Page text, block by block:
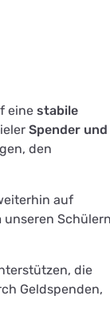
eine stabile
Spender und
den
auf
Schülern
die
Geldspenden,